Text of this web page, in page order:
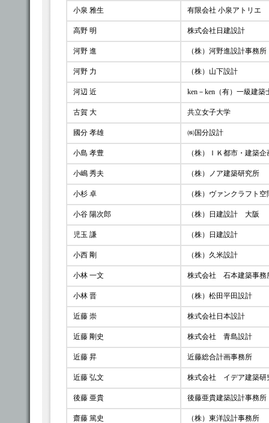
小泉 雅生 有限会社 小泉アトリエ
高野 明 株式会社日建設計
河野 進 （株）河野進設計事務所
河野 力 （株）山下設計
河辺 近 ken－ken（有）一級建
古賀 大 共立女子大学
國分 孝雄 ㈱国分設計
小島 孝豊 （株）ＩＫ都市・建築
小嶋 秀夫 （株）ノア建築研究所
小杉 卓 （株）ヴァンクラフト
小谷 陽次郎 （株）日建設計 大阪
児玉 謙 （株）日建設計
小西 剛 （株）久米設計
小林 一文 株式会社 石本建築事
小林 晋 （株）松田平田設計
近藤 崇 株式会社日本設計
近藤 剛史 株式会社 青島設計
近藤 昇 近藤総合計画事務所
近藤 弘文 株式会社 イデア建築研
後藤 亜貴 後藤亜貴建築設計事務所
齋藤 篤史 （株）東洋設計事務所